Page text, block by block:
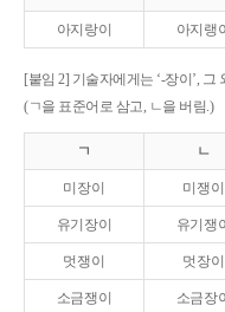
아지랑이 아지랭이
[붙임 2] 기술자에게는 ‘-장이’,
(ㄱ을 표준어로 삼고, ㄴ을 버림.)
ㄱ ㄴ
미장이 미쟁이
유기장이 유기쟁이
멋쟁이 멋장이
소금쟁이 소금장이